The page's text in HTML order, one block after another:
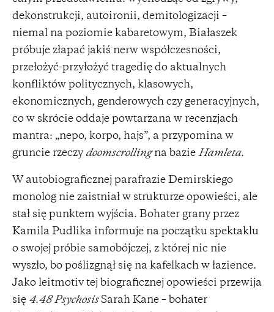
dekonstrukcji, autoironii, demitologizacji –
niemal na poziomie kabaretowym, Białaszek
próbuje złapać jakiś nerw współczesności,
przełożyć-przyłożyć tragedię do aktualnych
konfliktów politycznych, klasowych,
ekonomicznych, genderowych czy generacyjnych,
co w skrócie oddaje powtarzana w recenzjach
mantra: „nepo, korpo, hajs”, a przypomina w
gruncie rzeczy doomscrollingna bazie Hamleta.
W autobiograficznej parafrazie Demirskiego
monolog nie zaistniał w strukturze opowieści, ale
stał się punktem wyjścia. Bohater grany przez
Kamila Pudlika informuje na początku spektaklu
o swojej próbie samobójczej, z której nic nie
wyszło, bo poślizgnął się na kafelkach w łazience.
Jako leitmotiv tej biograficznej opowieści przewija
się 4.48 PsychosisSarah Kane – bohater